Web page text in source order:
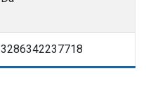
3286342237718